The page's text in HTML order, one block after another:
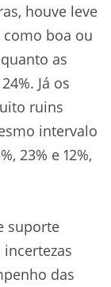
houve leve
como boa ou
as
Já os
ruins
intervalo
23% e 12%,
suporte
das